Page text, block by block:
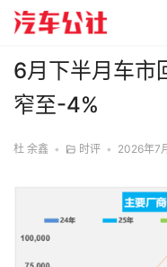
6月下半月车市
窄至-4%
杜 余鑫 • 时评 • 2026年7